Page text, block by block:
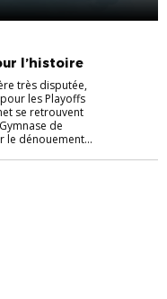
l’histoire
très disputée,
les Playoffs
se retrouvent
de
le dénouement...